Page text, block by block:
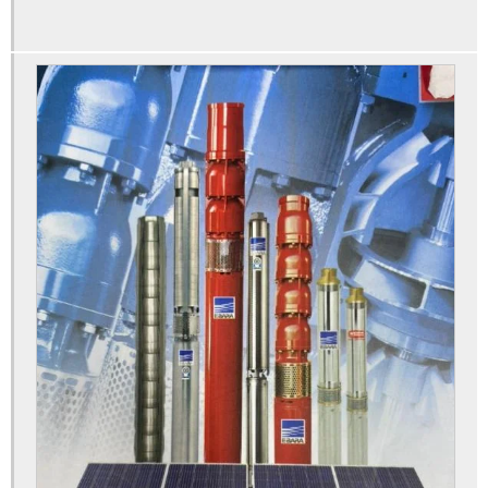
Limpeza de reservatório de água
Limpeza de reservatório de água potável
Limpeza e desinfecção de poços
Limpeza e desinfecção de poços artesianos
Limpeza e manutenção de poços
Limpeza e manutenção de poços artesianos
Locadora de geradores
Manutenção de bomba de poço artesiano
Manutenção de bomba submersa
Manutenção de poço artesiano
Manutenção de poço artesiano preço